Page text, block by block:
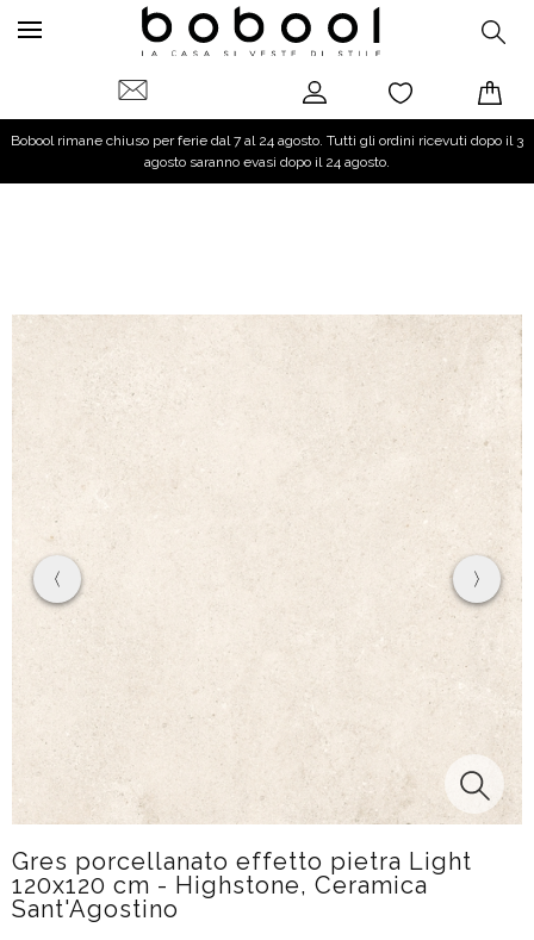
Bobool rimane chiuso per ferie dal 7 al 24 agosto. Tutti gli ordini ricevuti dopo il 3
agosto saranno evasi dopo il 24 agosto.
Gres porcellanato effetto pietra Light
120x120 cm - Highstone, Ceramica
Sant'Agostino